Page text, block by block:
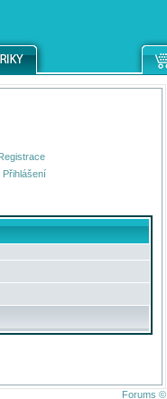
Přihlášení
Forums ©